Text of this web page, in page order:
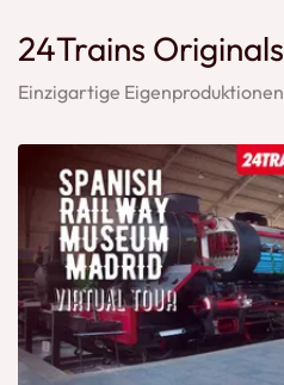
24Trains Originals
Einzigartige Eigenproduktionen